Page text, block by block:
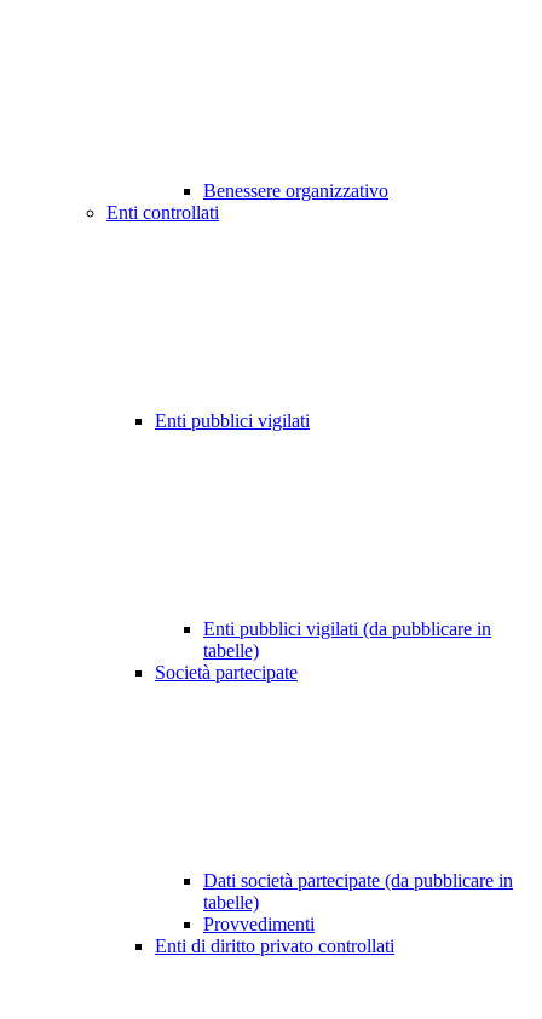
Benessere organizzativo
Enti controllati
Enti pubblici vigilati
Enti pubblici vigilati (da pubblicare in
tabelle)
Società partecipate
Dati società partecipate (da pubblicare in
tabelle)
Provvedimenti
Enti di diritto privato controllati